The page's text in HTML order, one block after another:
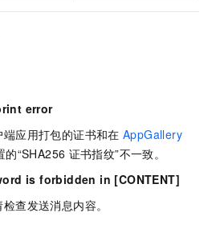
error
应用打包的证书和在 AppGallery
的“SHA256 证书指纹”不一致。
is forbidden in [CONTENT]
查发送消息内容。